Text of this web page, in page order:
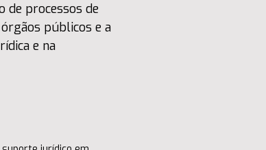
de processos de
públicos e a
e na